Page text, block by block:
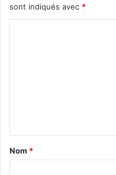
sont indiqués avec *
t
a
Nom *